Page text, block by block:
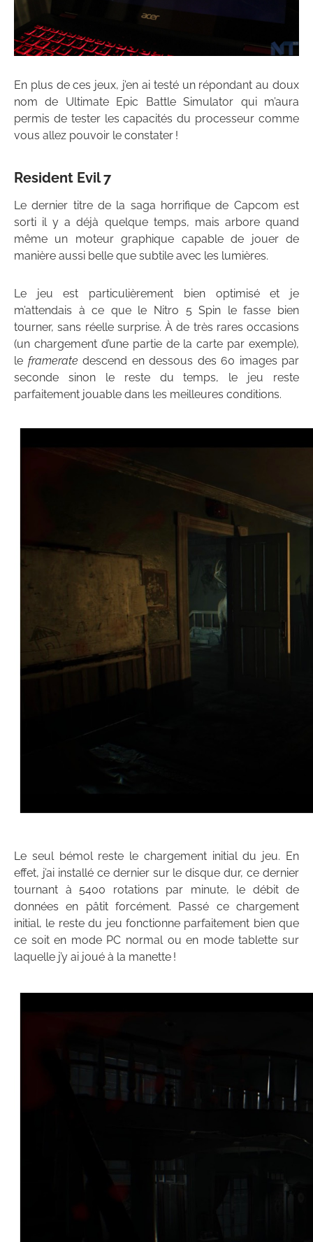
En plus de ces jeux, j’en ai testé un répondant au doux
nom de Ultimate Epic Battle Simulator qui m’aura
permis de tester les capacités du processeur comme
vous allez pouvoir le constater !
Resident Evil 7
Le dernier titre de la saga horrifique de Capcom est
sorti il y a déjà quelque temps, mais arbore quand
même un moteur graphique capable de jouer de
manière aussi belle que subtile avec les lumières.
Le jeu est particulièrement bien optimisé et je
m’attendais à ce que le Nitro 5 Spin le fasse bien
tourner, sans réelle surprise. À de très rares occasions
(un chargement d’une partie de la carte par exemple),
le framerate descend en dessous des 60 images par
seconde sinon le reste du temps, le jeu reste
parfaitement jouable dans les meilleures conditions.
Le seul bémol reste le chargement initial du jeu. En
effet, j’ai installé ce dernier sur le disque dur, ce dernier
tournant à 5400 rotations par minute, le débit de
données en pâtit forcément. Passé ce chargement
initial, le reste du jeu fonctionne parfaitement bien que
ce soit en mode PC normal ou en mode tablette sur
laquelle j’y ai joué à la manette !